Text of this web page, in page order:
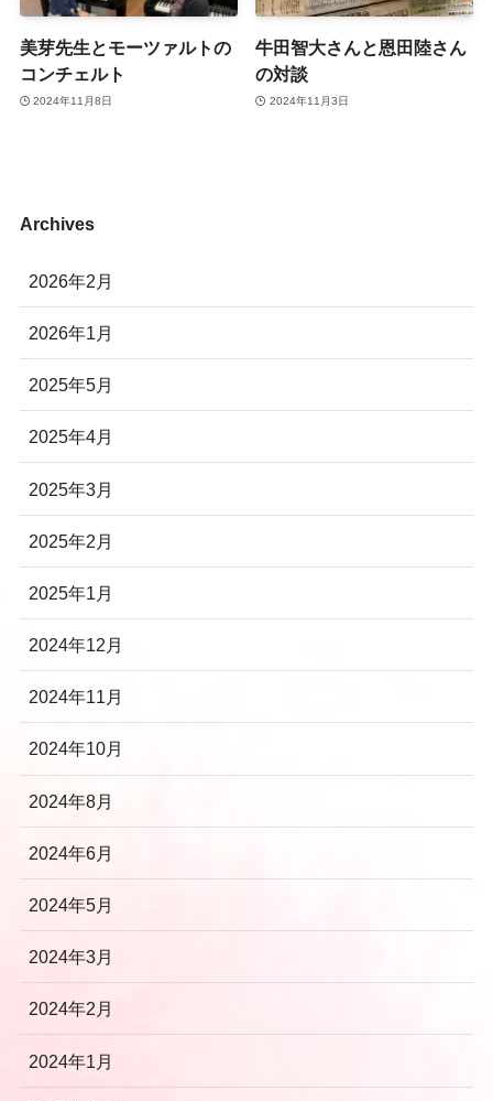
美芽先生とモーツァルトの
コンチェルト
2024年11月8日
牛田智大さんと恩田陸さん
の対談
2024年11月3日
Archives
2026年2月
2026年1月
2025年5月
2025年4月
2025年3月
2025年2月
2025年1月
2024年12月
2024年11月
2024年10月
2024年8月
2024年6月
2024年5月
2024年3月
2024年2月
2024年1月